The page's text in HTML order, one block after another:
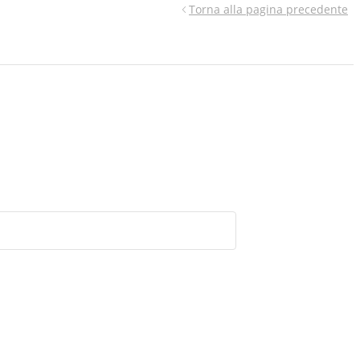
Torna alla pagina precedente